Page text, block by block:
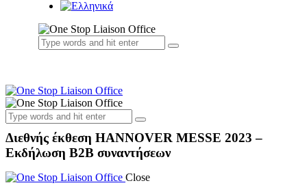
Διεθνής έκθεση HANNOVER MESSE 2023 –
Εκδήλωση B2B συναντήσεων
Close